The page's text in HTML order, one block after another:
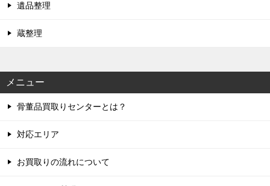
遺品整理
蔵整理
メニュー
骨董品買取りセンターとは？
対応エリア
お買取りの流れについて